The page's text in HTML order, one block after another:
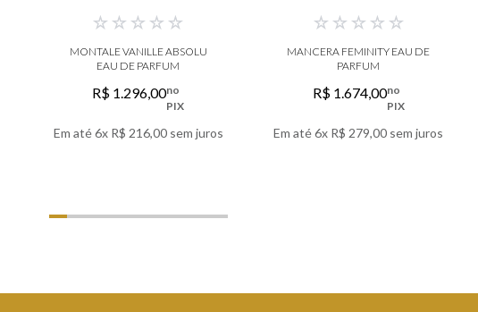
☆ ☆ ☆ ☆ ☆
MONTALE VANILLE ABSOLU
EAU DE PARFUM
R$ 1.296,00no
PIX
Em até6x R$ 216,00sem juros
☆ ☆ ☆ ☆ ☆
MANCERA FEMINITY EAU DE
PARFUM
R$ 1.674,00no
PIX
Em até6x R$ 279,00 sem juros